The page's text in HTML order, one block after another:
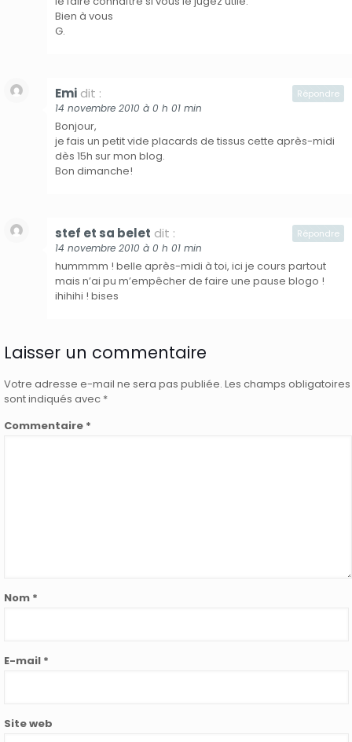
Bien à vous
G.
Emi dit :
14 novembre 2010 à 0 h 01 min
Bonjour,
je fais un petit vide placards de tissus cette après-midi
dès 15h sur mon blog.
Bon dimanche!
Répondre
stef et sa belet dit :
14 novembre 2010 à 0 h 01 min
hummmm ! belle après-midi à toi, ici je cours partout
mais n’ai pu m’empêcher de faire une pause blogo !
ihihihi ! bises
Répondre
Laisser un commentaire
Votre adresse e-mail ne sera pas publiée. Les champs obligatoires
sont indiqués avec *
Commentaire *
Nom *
E-mail *
Site web